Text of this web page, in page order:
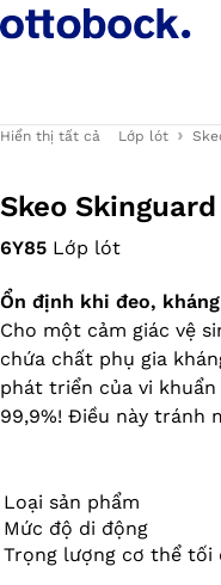
Hiển thị tất cả Lớp lót
Skeo Skinguard
6Y85 Lớp lót
Ổn định khi đeo,
Cho một cảm giác vệ
chứa chất phụ gia
phát triển của vi
99,9%! Điều này tránh
đều cứng, dễ lau chùi,
cho các phần chi còn
Loại sản phẩm
Mức độ di động
Trọng lượng cơ thể tối